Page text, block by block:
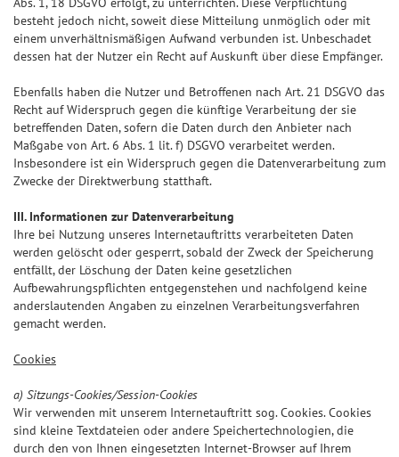
besteht jedoch nicht, soweit diese Mitteilung unmöglich oder mit
einem unverhältnismäßigen Aufwand verbunden ist. Unbeschadet
dessen hat der Nutzer ein Recht auf Auskunft über diese Empfänger.
Ebenfalls haben die Nutzer und Betroffenen nach Art. 21 DSGVO das
Recht auf Widerspruch gegen die künftige Verarbeitung der sie
betreffenden Daten, sofern die Daten durch den Anbieter nach
Maßgabe von Art. 6 Abs. 1 lit. f) DSGVO verarbeitet werden.
Insbesondere ist ein Widerspruch gegen die Datenverarbeitung zum
Zwecke der Direktwerbung statthaft.
III. Informationen zur Datenverarbeitung
Ihre bei Nutzung unseres Internetauftritts verarbeiteten Daten
werden gelöscht oder gesperrt, sobald der Zweck der Speicherung
entfällt, der Löschung der Daten keine gesetzlichen
Aufbewahrungspflichten entgegenstehen und nachfolgend keine
anderslautenden Angaben zu einzelnen Verarbeitungsverfahren
gemacht werden.
Cookies
a) Sitzungs-Cookies/Session-Cookies
Wir verwenden mit unserem Internetauftritt sog. Cookies. Cookies
sind kleine Textdateien oder andere Speichertechnologien, die
durch den von Ihnen eingesetzten Internet-Browser auf Ihrem